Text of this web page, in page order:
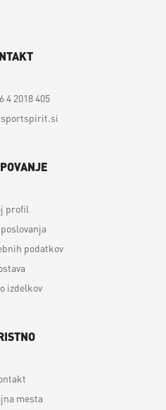
4 2018 405
sportspirit.si
profil
podatkov
izdelkov
mesta